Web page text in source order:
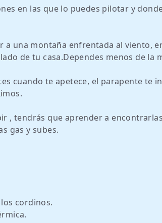
en las que lo puedes pilotar y
a una montaña enfrentada al viento,
de tu casa.Dependes menos de la
cuando te apetece, el parapente te
, tendrás que aprender a
gas y subes.
cordinos.